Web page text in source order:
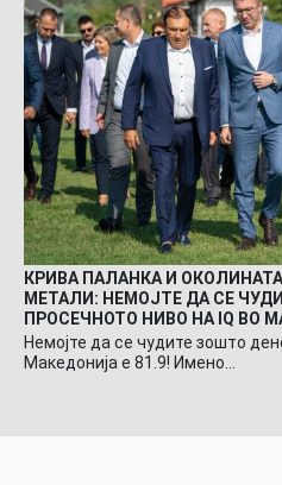
КРИВА ПАЛАНКА И
МЕТАЛИ: НЕМОЈТЕ ДА СЕ
ПРОСЕЧНОТО НИВО НА IQ ВО
Немојте да се чудите зошто
Македонија е 81.9! Имено…